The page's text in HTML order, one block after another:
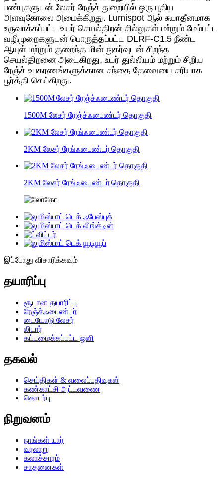
பண்புகளுடன் லேசர் ரேஞ்ச் துறையில் ஒரு புதிய
அளவுகோலை அமைக்கிறது. Lumispot ஆல் சுயாதீனமாக
உருவாக்கப்பட்ட உயர் செயல்திறன் சில்லுகள் மற்றும் மேம்பட்ட
வழிமுறைகளுடன் பொருத்தப்பட்ட DLRF-C1.5 நீண்ட
ஆயுள் மற்றும் குறைந்த மின் நுகர்வுடன் சிறந்த
செயல்திறனை அடைகிறது, உயர் துல்லியம் மற்றும் சிறிய
ரேஞ்ச் உபகரணங்களுக்கான சந்தை தேவையை சரியாக
பூர்த்தி செய்கிறது.
1500M லேசர் ரேஞ்ச்ஃபைண்டர் தொகுதி
2KM லேசர் ரேங்ஃபைண்டர் தொகுதி
2KM லேசர் ரேங்ஃபைண்டர் தொகுதி
இப்போது விசாரிக்கவும்
தயாரிப்பு
சூடான தயாரிப்பு
ரேஞ்ச்ஃபைண்டர்
டையோடு லேசர்
லிடார்
கட்டமைக்கப்பட்ட ஒளி
தகவல்
செய்திகள் & வலைப்பதிவுகள்
கண்காட்சி அட்டவணை
தொடர்பு
நிறுவனம்
நாங்கள் யார்
வரலாறு
கலாச்சாரம்
சாதனைகள்